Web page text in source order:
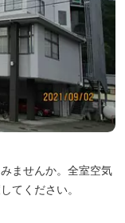
ませんか。全室空気
てください。